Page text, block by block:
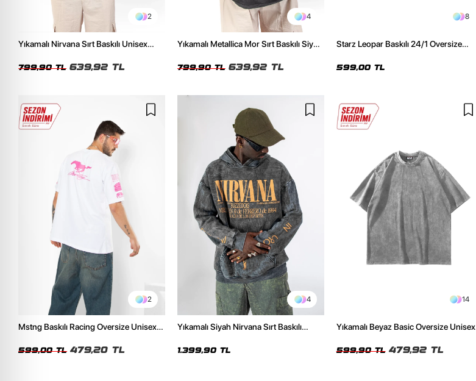
2
Yıkamalı Nirvana Sırt Baskılı Unisex
799,90 TL 639,92 TL
4
Yıkamalı Metallica Mor Sırt Baskılı Siyah
799,90 TL 639,92 TL
8
Starz Leopar Baskılı 24/1 Oversize
599,00 TL
2
Mstng Baskılı Racing Oversize Unisex
599,00 TL 479,20 TL
4
Yıkamalı Siyah Nirvana Sırt Baskılı
1.399,90 TL
14
Yıkamalı Beyaz Basic Oversize Unisex
599,90 TL 479,92 TL